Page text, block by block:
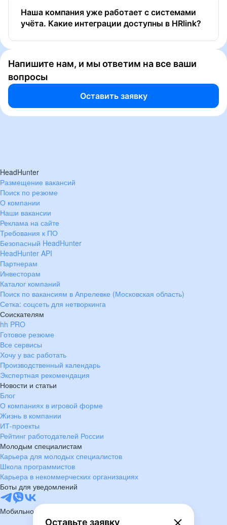
УНЭП ЕСИА (Госключ)
УКЭП
Наша компания уже работает с системами
учёта. Какие интеграции доcтупны в HRlink?
Напишите нам, и мы ответим на все ваши
вопросы
Оставить заявку
Оставьте заявку
HeadHunter
Размещение вакансий
Поиск по резюме
О компании
Наши вакансии
Реклама на сайте
Требования к ПО
Безопасный HeadHunter
HeadHunter API
Партнерам
Инвесторам
Каталог компаний
Поиск по вакансиям в Апрелевке (Московская область)
Сетка: соцсеть для нетворкинга
Соискателям
hh PRO
Готовое резюме
Все сервисы
Хочу у вас работать
Производственный календарь
Экспертная рекомендация
Новости и статьи
Блог
О компаниях в игровой форме
Жизнь в компании
ИТ-проекты
Рейтинг работодателей России
Молодым специалистам
Карьера для молодых специалистов
Школа программистов
Карьера в некоммерческих организациях
Боты для уведомлений
Мобильное приложение